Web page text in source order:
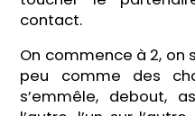
contact.
On commence à 2, on
peu comme des
s’emmêle, debout,